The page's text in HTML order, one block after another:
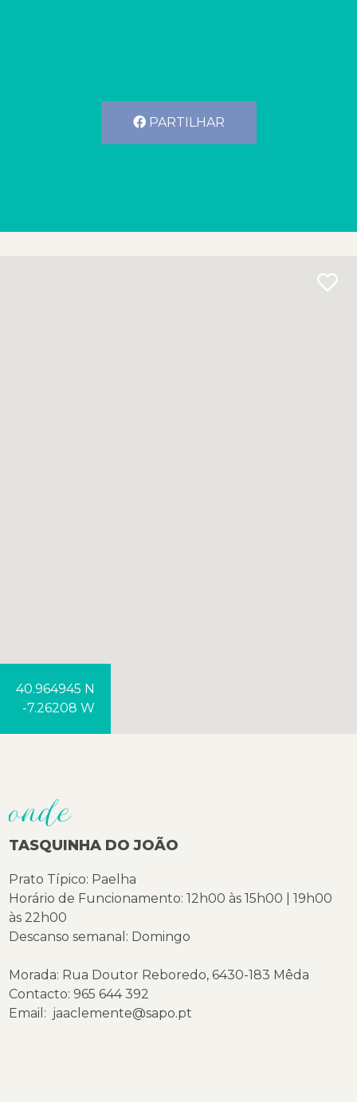
PARTILHAR
40.964945 N
-7.26208 W
onde
TASQUINHA DO JOÃO
Prato Típico: Paelha
Horário de Funcionamento: 12h00 às 15h00 | 19h00
às 22h00
Descanso semanal: Domingo
Morada: Rua Doutor Reboredo, 6430-183 Mêda
Contacto: 965 644 392
Email: jaaclemente@sapo.pt